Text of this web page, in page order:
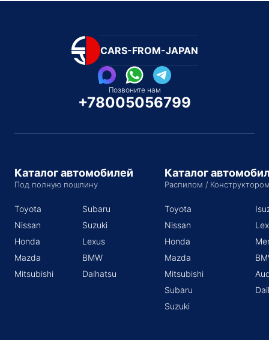
CARS-FROM-JAPAN
Позвоните нам
+78005056799
Каталог автомобилей
Под полную пошлину
Toyota
Nissan
Honda
Mazda
Mitsubishi
Subaru
Suzuki
Lexus
BMW
Daihatsu
Каталог
Распилом /
Toyota
Nissan
Honda
Mazda
Mitsubishi
Subaru
Suzuki